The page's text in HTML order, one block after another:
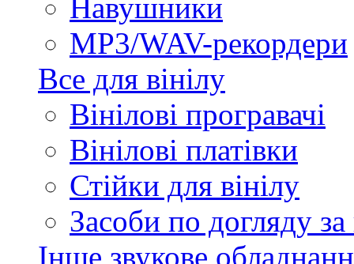
Навушники
MP3/WAV-рекордери
Все для вінілу
Вінілові програвачі
Вінілові платівки
Стійки для вінілу
Засоби по догляду за
Інше звукове